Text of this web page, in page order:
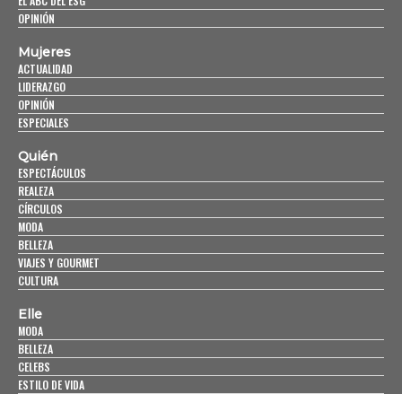
OPINIÓN
Mujeres
ACTUALIDAD
LIDERAZGO
OPINIÓN
ESPECIALES
Quién
ESPECTÁCULOS
REALEZA
CÍRCULOS
MODA
BELLEZA
VIAJES Y GOURMET
CULTURA
Elle
MODA
BELLEZA
CELEBS
ESTILO DE VIDA